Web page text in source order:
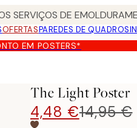
SERVIÇOS DE
OFERTASPAREDES DE QUADROS
EM POSTERS*
The Light Poster
4,48 €14,95 €